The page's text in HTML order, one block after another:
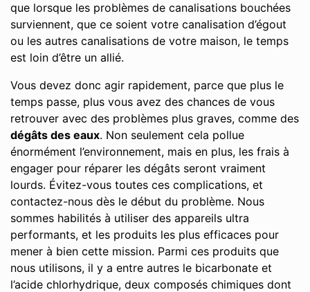
que lorsque les problèmes de canalisations bouchées
surviennent, que ce soient votre canalisation d’égout
ou les autres canalisations de votre maison, le temps
est loin d’être un allié.
Vous devez donc agir rapidement, parce que plus le
temps passe, plus vous avez des chances de vous
retrouver avec des problèmes plus graves, comme des
dégâts des eaux. Non seulement cela pollue
énormément l’environnement, mais en plus, les frais à
engager pour réparer les dégâts seront vraiment
lourds. Évitez-vous toutes ces complications, et
contactez-nous dès le début du problème. Nous
sommes habilités à utiliser des appareils ultra
performants, et les produits les plus efficaces pour
mener à bien cette mission. Parmi ces produits que
nous utilisons, il y a entre autres le bicarbonate et
l’acide chlorhydrique, deux composés chimiques dont